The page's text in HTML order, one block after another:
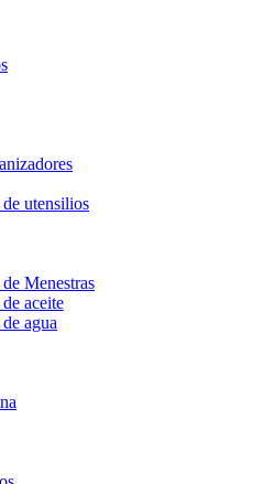
utensilios
Menestras
aceite
agua